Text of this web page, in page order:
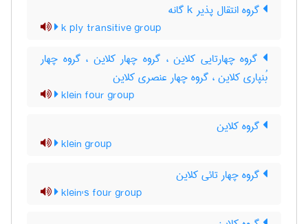
گروه انتقال پذیر k گانه
k ply transitive group
گروه چهارتایی کلاین ، گروه چهار کلاین ، گروه چهار
بُنپاری کلاین ، گروه چهار عنصری کلاین
klein four group
گروه کلاین
klein group
گروه چهار تائی کلاین
klein's four group